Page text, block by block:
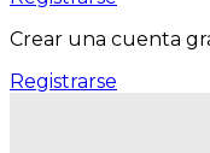
Crear una cuenta
Registrarse